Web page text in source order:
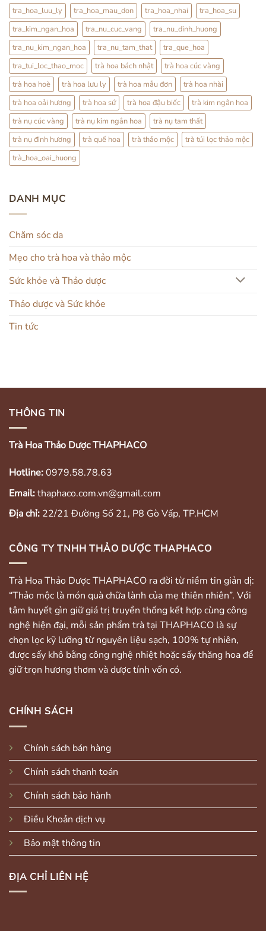
tra_hoa_luu_ly
tra_hoa_mau_don tra_hoa_nhai
tra_hoa_su
tra_kim_ngan_hoa
tra_nu_cuc_vang
tra_nu_dinh_huong
tra_nu_kim_ngan_hoa
tra_nu_tam_that
tra_que_hoa
tra_tui_loc_thao_moc
trà hoa bách nhật
trà hoa cúc vàng
trà hoa hoè
trà hoa lưu ly trà hoa mẫu đơn
trà hoa nhài
trà hoa oải hương
trà hoa sứ trà hoa đậu biếc
trà kim ngân hoa
trà nụ cúc vàng
trà nụ kim ngân hoa
trà nụ tam thất
trà nụ đinh hương
trà quế hoa trà thảo mộc
trà túi lọc thảo mộc
trà_hoa_oai_huong
DANH MỤC
Chăm sóc da
Mẹo cho trà hoa và thảo mộc
Sức khỏe và Thảo dược
Thảo dược và Sức khỏe
Tin tức
THÔNG TIN
Trà Hoa Thảo Dược THAPHACO
Hotline:0979.58.78.63
Email:thaphaco.com.vn@gmail.com
Địa chỉ: 22/21 Đường Số 21, P8 Gò Vấp, TP.HCM
CÔNG TY TNHH THẢO DƯỢC THAPHACO
Trà Hoa Thảo Dược THAPHACO ra đời từ niềm tin giản dị:
“Thảo mộc là món quà chữa lành của mẹ thiên nhiên”. Với
tâm huyết gìn giữ giá trị truyền thống kết hợp cùng công
nghệ hiện đại, mỗi sản phẩm trà tại THAPHACO là sự
chọn lọc kỹ lưỡng từ nguyên liệu sạch, 100% tự nhiên,
được sấy khô bằng công nghệ nhiệt hoặc sấy thăng hoa để
giữ trọn hương thơm và dược tính vốn có.
CHÍNH SÁCH
Chính sách bán hàng
Chính sách thanh toán
Chính sách bảo hành
Điều Khoản dịch vụ
Bảo mật thông tin
ĐỊA CHỈ LIÊN HỆ